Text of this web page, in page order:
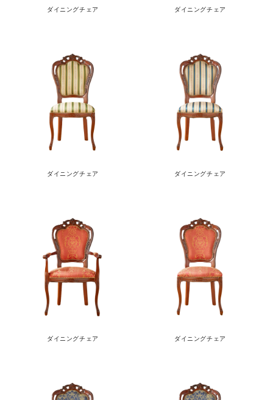
ダイニングチェア ダイニングチェア
ダイニングチェア ダイニングチェア
ダイニングチェア ダイニングチェア